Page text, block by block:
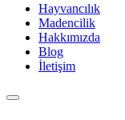
Hayvancılık
Madencilik
Hakkımızda
Blog
İletişim